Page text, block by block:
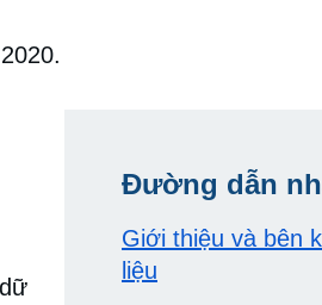
Đường dẫn
Giới thiệu và bên
liệu